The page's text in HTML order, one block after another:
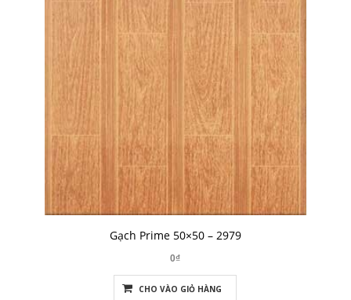
Gạch Prime 50×50 – 2979
0₫
CHO VÀO GIỎ HÀNG